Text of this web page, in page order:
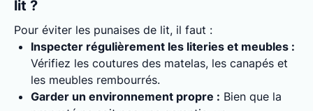
lit ?
Pour éviter les punaises de lit, il faut :
Inspecter régulièrement les literies et meubles :
Vérifiez les coutures des matelas, les canapés et
les meubles rembourrés.
Garder un environnement propre : Bien que la